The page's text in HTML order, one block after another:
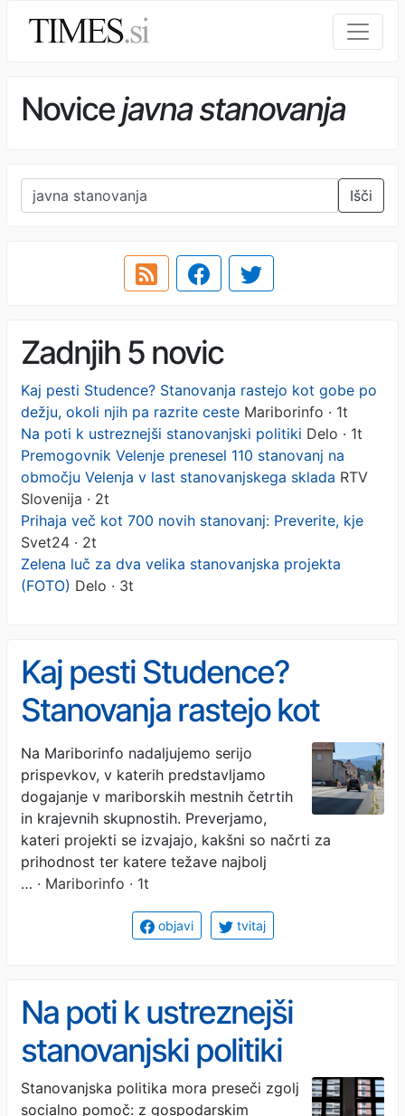
Novicejavna stanovanja
Išči
Zadnjih 5 novic
Kaj pesti Studence? Stanovanja rastejo kot gobe po
dežju, okoli njih pa razrite ceste Mariborinfo · 1t
Na poti k ustreznejši stanovanjski politiki Delo · 1t
Premogovnik Velenje prenesel 110 stanovanj na
območju Velenja v last stanovanjskega sklada RTV
Slovenija · 2t
Prihaja več kot 700 novih stanovanj: Preverite, kje
Svet24 · 2t
Zelena luč za dva velika stanovanjska projekta
(FOTO) Delo · 3t
Kaj pesti Studence?
Stanovanja rastejo kot
gobe po dežju, okoli njih pa
razrite ceste
Na Mariborinfo nadaljujemo serijo
prispevkov, v katerih predstavljamo
dogajanje v mariborskih mestnih četrtih
in krajevnih skupnostih. Preverjamo,
kateri projekti se izvajajo, kakšni so načrti za
prihodnost ter katere težave najbolj
… · Mariborinfo · 1t
objavi tvitaj
Na poti k ustreznejši
stanovanjski politiki
Stanovanjska politika mora preseči zgolj
socialno pomoč: z gospodarskim